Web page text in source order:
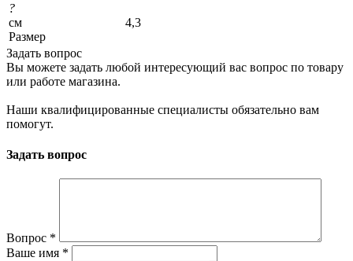
?
см
Размер
4,3
Задать вопрос
Вы можете задать любой интересующий вас вопрос по товару
или работе магазина.
Наши квалифицированные специалисты обязательно вам
помогут.
Задать вопрос
Вопрос *
Ваше имя *